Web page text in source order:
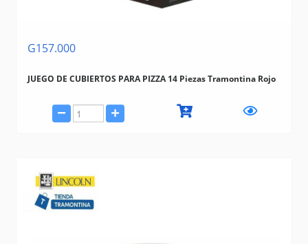
G157.000
JUEGO DE CUBIERTOS PARA PIZZA 14 Piezas Tramontina Rojo